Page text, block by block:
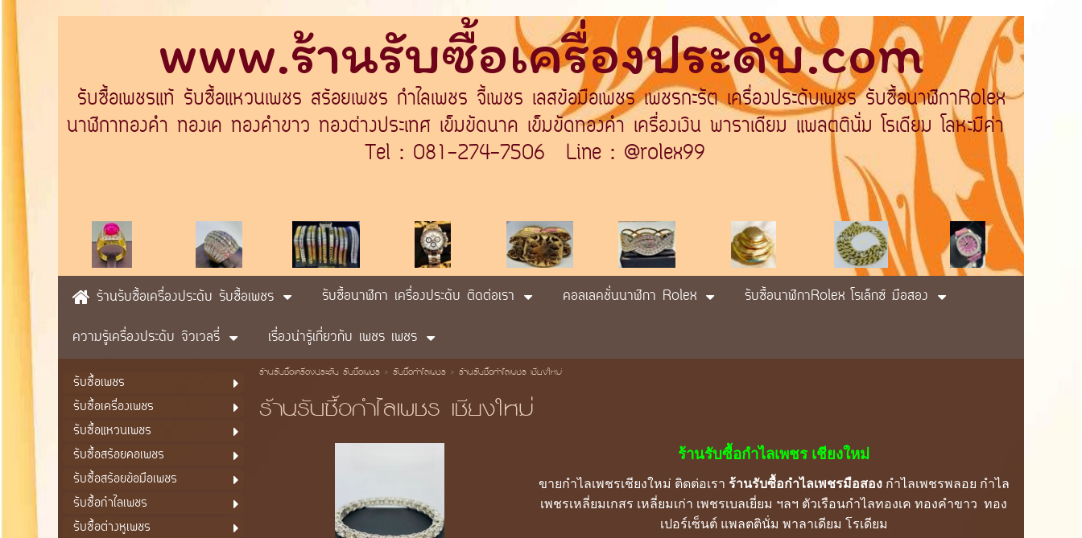
www.ร้านรับซื้อเครื่องประดับ.com
รับซื้อเพชรแท้ รับซื้อแหวนเพชร สร้อยเพชร กำไลเพชร จี้เพชร เลสข้อมือเพชร เพชรกะรัต เครื่องประดับเพชร รับซื้อนาฬิกาRolex
นาฬิกาทองคำ ทองเค ทองคำขาว ทองต่างประเทศ เข็มขัดนาค เข็มขัดทองคำ เครื่องเงิน พาราเดียม แพลตตินั่ม โรเดียม โลหะมีค่า
Tel : 081-274-7506 Line : @rolex99
ร้านรับซื้อเครื่องประดับ รับซื้อเพชร รับซื้อนาฬิกา เครื่องประดับ ติดต่อเรา คอลเลคชั่นนาฬิกา Rolex
รับซื้อนาฬิกาRolex โรเล็กซ์ มือสอง
ความรู้เครื่องประดับ จิวเวลรี่
เรื่องน่ารู้เกี่ยวกับ เพชร เพชร
รับซื้อเพชร
รับซื้อเครื่องเพชร
รับซื้อแหวนเพชร
รับซื้อสร้อยคอเพชร
รับซื้อสร้อยข้อมือเพชร
รับซื้อกำไลเพชร
รับซื้อต่างหูเพชร
ร้านรับซื้อเครื่องประดับ รับซื้อเพชร> รับซื้อกำไลเพชร> ร้านรับซื้อกำไลเพชร เชียงใหม่
ร้านรับซื้อกำไลเพชร เชียงใหม่
ร้านรับซื้อกำไลเพชร เชียงใหม่
ขายกำไลเพชรเชียงใหม่ ติดต่อเรา ร้านรับซื้อกำไลเพชรมือสอง กำไลเพชรพลอย กำไล
เพชรเหลี่ยมเกสร เหลี่ยมเก่า เพชรเบลเยี่ยม ฯลฯ ตัวเรือนกำไลทองเค ทองคำขาว ทอง
เปอร์เซ็นต์ แพลตตินั่ม พาลาเดียม โรเดียม